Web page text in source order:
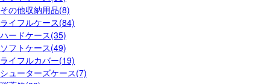
その他収納用品(8)
ライフルケース(84)
ハードケース(35)
ソフトケース(49)
ライフルカバー(19)
シューターズケース(7)